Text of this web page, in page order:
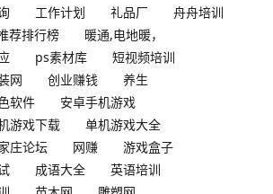
工作计划 礼品厂
舟舟培训
荐排行榜
暖通,电地暖，
ps素材库
短视频培训
网 创业赚钱
养生
软件
安卓手机游戏
游戏下载
单机游戏大全
庄论坛 网赚
游戏盒子
成语大全
英语培训